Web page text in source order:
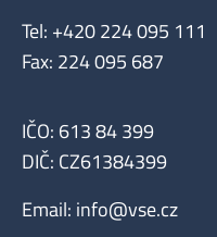
Tel: +420 224 095 111
Fax: 224 095 687
IČO: 613 84 399
DIČ: CZ61384399
Email: info@vse.cz